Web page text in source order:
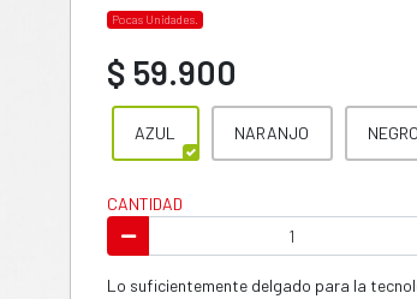
Pocas Unidades.
$ 59.900
AZUL NARANJO NEGRO
CANTIDAD
Lo suficientemente delgado para la